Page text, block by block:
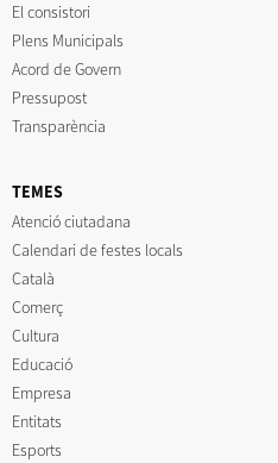
El consistori
Plens Municipals
Acord de Govern
Pressupost
Transparència
TEMES
Atenció ciutadana
Calendari de festes locals
Català
Comerç
Cultura
Educació
Empresa
Entitats
Esports